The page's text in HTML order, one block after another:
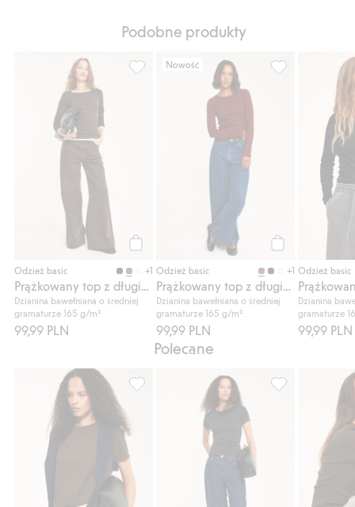
Podobne produkty
Odzież basic +1
Dzianina bawełniana o średniej
gramaturze 165 g/m²
99,99 PLN
Prążkowany top z długimi rękawami,
Nowość
Odzież basic +1
Dzianina bawełniana o średniej
gramaturze 165 g/m²
99,99 PLN
Prążkowany
Odzież basic
Dzianina
gramaturze
99,99 PLN
Polecane
Klasyczny t-shirt z bawełny, Dodaj do
Koszulka